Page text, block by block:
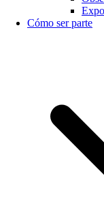
Cómo ser parte